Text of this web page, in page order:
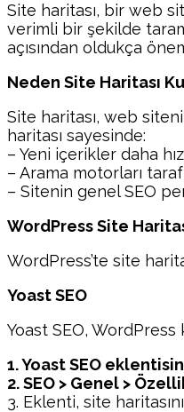
Site haritası, bir web
verimli bir şekilde
açısından oldukça
Neden Site Haritası
Site haritası, web
haritası sayesinde:
– Yeni içerikler daha
– Arama motorları
– Sitenin genel SEO
WordPress Site
WordPress’te site
Yoast SEO
Yoast SEO,
1. Yoast SEO
2. SEO > Genel >
3. Eklenti, site